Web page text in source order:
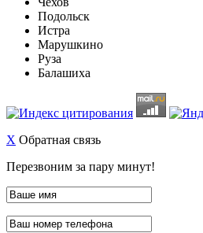
Подольск
Истра
Марушкино
Руза
Балашиха
X Обратная связь
Перезвоним за пару минут!